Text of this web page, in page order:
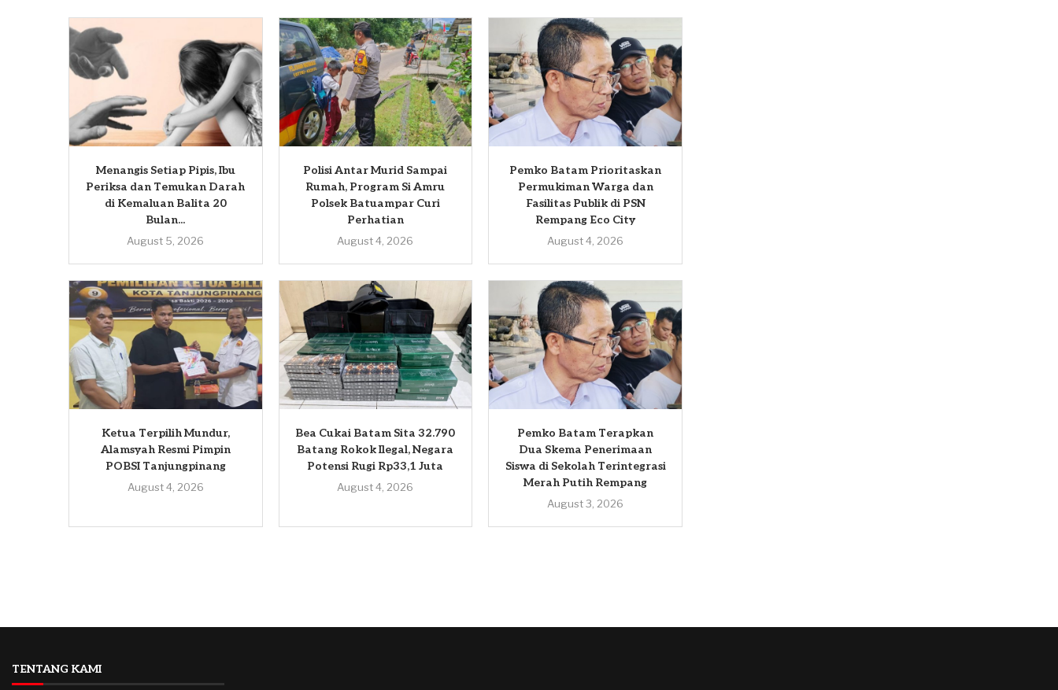
Menangis Setiap Pipis, Ibu
Periksa dan Temukan Darah
di Kemaluan Balita 20
Bulan...
August 5, 2026
Polisi Antar Murid Sampai
Rumah, Program Si Amru
Polsek Batuampar Curi
Perhatian
August 4, 2026
Pemko Batam Prioritaskan
Permukiman Warga dan
Fasilitas Publik di PSN
Rempang Eco City
August 4, 2026
Ketua Terpilih Mundur,
Alamsyah Resmi Pimpin
POBSI Tanjungpinang
August 4, 2026
Bea Cukai Batam Sita 32.790
Batang Rokok Ilegal, Negara
Potensi Rugi Rp33,1 Juta
August 4, 2026
Pemko Batam Terapkan
Dua Skema Penerimaan
Siswa di Sekolah Terintegrasi
Merah Putih Rempang
August 3, 2026
TENTANG KAMI